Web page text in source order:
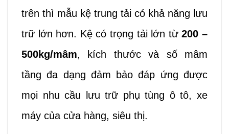
trên thì mẫu kệ trung tải có khả năng lưu
trữ lớn hơn. Kệ có trọng tải lớn từ200 –
500kg/mâm, kích thước và số mâm
tầng đa dạng đảm bảo đáp ứng được
mọi nhu cầu
lưu trữ phụ tùng ô tô, xe
máy của cửa hàng, siêu thị.